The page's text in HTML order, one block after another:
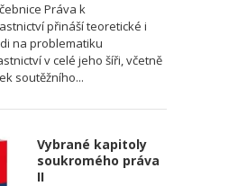
Práva k
přináší teoretické i
na problematiku
v celé jeho šíři, včetně
soutěžního...
Vybrané kapitoly
soukromého práva
II